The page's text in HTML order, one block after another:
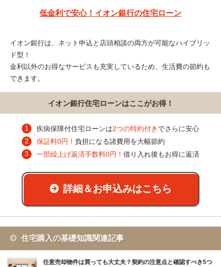
低金利で安心！イオン銀行の住宅ローン
イオン銀行は、ネット申込と店頭相談の両方が可能なハイブリッ
ド型！
金利以外のお得なサービスも充実しているため、生活費の節約も
できます。
イオン銀行住宅ローンはここがお得！
疾病保障付住宅ローンは2つの特約付き でさらに安心
保証料0円！ 負担になる諸費用を大幅節約
一部繰上げ返済手数料0円！ 借り入れ後もお得に返済
詳細＆お申込みはこちら
住宅購入の基礎知識関連記事
任意売却物件は買っても大丈夫？契約の注意点と確認すべき5つ